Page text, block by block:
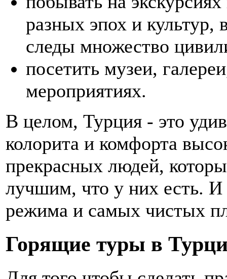
разных эпох и культур,
следы множество
посетить музеи,
мероприятиях.
В целом, Турция - это
колорита и комфорта
прекрасных людей,
лучшим, что у них есть. И
режима и самых чистых
Горящие туры в